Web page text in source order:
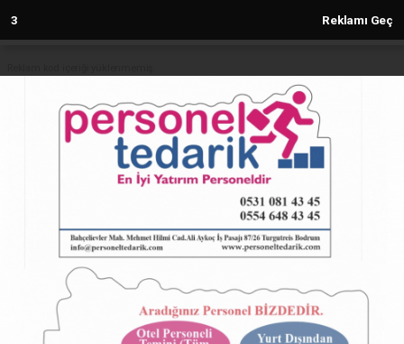
3 Reklamı Geç
Anasayfa TÜRKİYE
Ünlü modeller kırmızı halıda göz
kamaştırdı
21.05.2024 - 17:59, Güncelleme: 21.05.2024 - 17:59
4983+ kez okundu.
ABONE OL